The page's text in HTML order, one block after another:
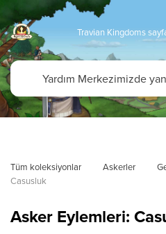
Travian Kingdoms
Tüm koleksiyonlar Askerler
Casusluk
Asker Eylemleri: